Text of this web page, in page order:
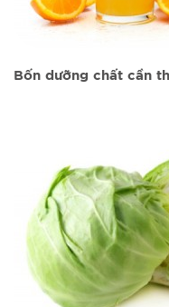
Bốn dưỡng chất cần